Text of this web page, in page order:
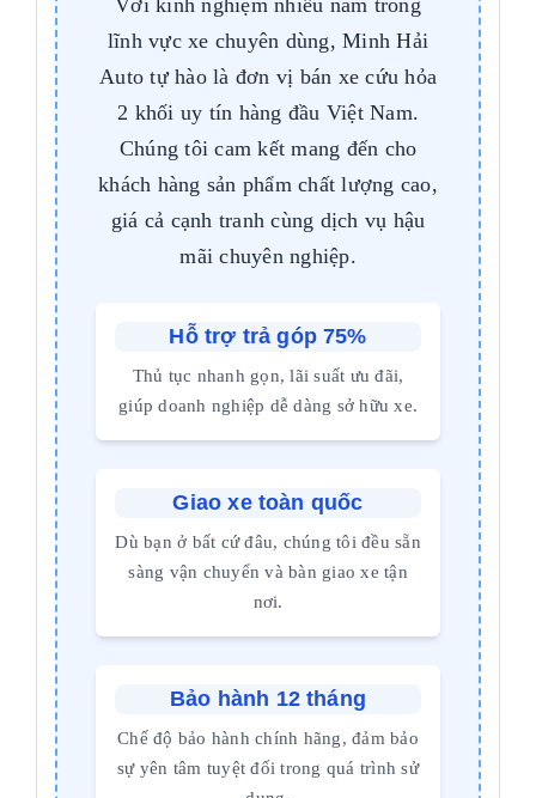
Với kinh nghiệm nhiều năm trong
lĩnh vực xe chuyên dùng, Minh Hải
Auto tự hào là đơn vị bán xe cứu hỏa
2 khối uy tín hàng đầu Việt Nam.
Chúng tôi cam kết mang đến cho
khách hàng sản phẩm chất lượng cao,
giá cả cạnh tranh cùng dịch vụ hậu
mãi chuyên nghiệp.
Hỗ trợ trả góp 75%
Thủ tục nhanh gọn, lãi suất ưu đãi,
giúp doanh nghiệp dễ dàng sở hữu xe.
Giao xe toàn quốc
Dù bạn ở bất cứ đâu, chúng tôi đều sẵn
sàng vận chuyển và bàn giao xe tận
nơi.
Bảo hành 12 tháng
Chế độ bảo hành chính hãng, đảm bảo
sự yên tâm tuyệt đối trong quá trình sử